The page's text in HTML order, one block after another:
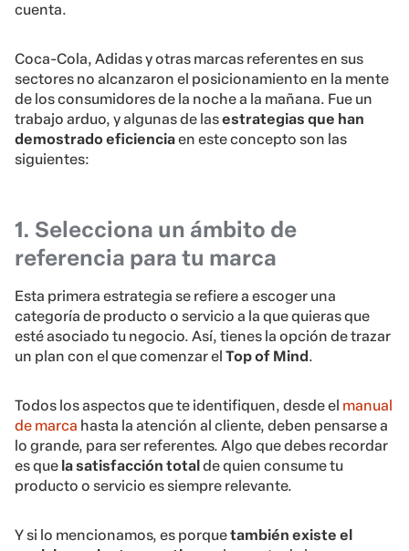
cuenta.
Coca-Cola, Adidas y otras marcas referentes en sus
sectores no alcanzaron el posicionamiento en la mente
de los consumidores de la noche a la mañana. Fue un
trabajo arduo, y algunas de lasestrategias que han
demostrado eficienciaen este concepto son las
siguientes:
1. Selecciona un ámbito de
referencia para tu marca
Esta primera estrategia se refiere a escoger una
categoría de producto o servicio a la que quieras que
esté asociado tu negocio. Así, tienes la opción de trazar
un plan con el que comenzar el Top of Mind .
Todos los aspectos que te identifiquen, desde el manual
de marca hasta la atención al cliente, deben pensarse a
lo grande, para ser referentes. Algo que debes recordar
es que la satisfacción total de quien consume tu
producto o servicio es siempre relevante.
Y si lo mencionamos, es porquetambién existe el